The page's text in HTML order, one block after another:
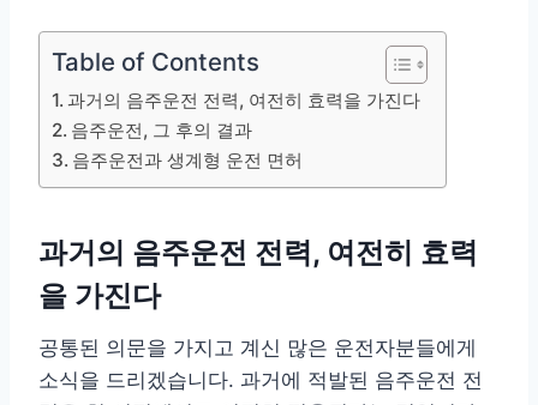
Table of Contents
과거의 음주운전 전력, 여전히 효력을 가진다
음주운전, 그 후의 결과
음주운전과 생계형 운전 면허
과거의 음주운전 전력, 여전히 효력
을 가진다
공통된 의문을 가지고 계신 많은 운전자분들에게
소식을 드리겠습니다. 과거에 적발된 음주운전 전